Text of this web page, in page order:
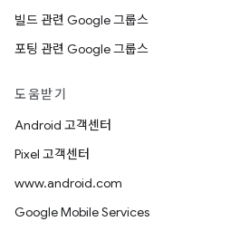
빌드 관련 Google 그룹스
포팅 관련 Google 그룹스
도움받기
Android 고객센터
Pixel 고객센터
www.android.com
Google Mobile Services